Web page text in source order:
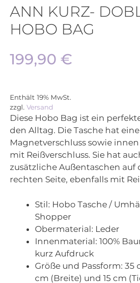
ANN KURZ-
HOBO BAG
199,90 €
Enthält 19% MwSt.
zzgl. Versand
Diese Hobo Bag ist ein
den Alltag. Die Tasche hat
Magnetverschluss sowie
mit Reißverschluss. Sie hat
zusätzliche Außentaschen auf
rechten Seite, ebenfalls mit
Stil: Hobo Tasche /
Shopper
Obermaterial: Leder
Innenmaterial: 100%
kurz Aufdruck
Größe und Passform: 35
cm (Breite) und 15 cm